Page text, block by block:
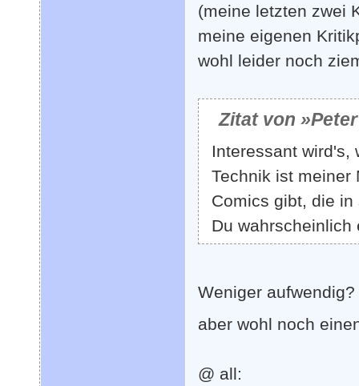
(meine letzten zwei
meine eigenen
wohl leider noch
Zitat von
Interessant wird's,
Technik ist meiner
Comics gibt, die
Du wahrscheinlich
Weniger
aber wohl noch
@ all: